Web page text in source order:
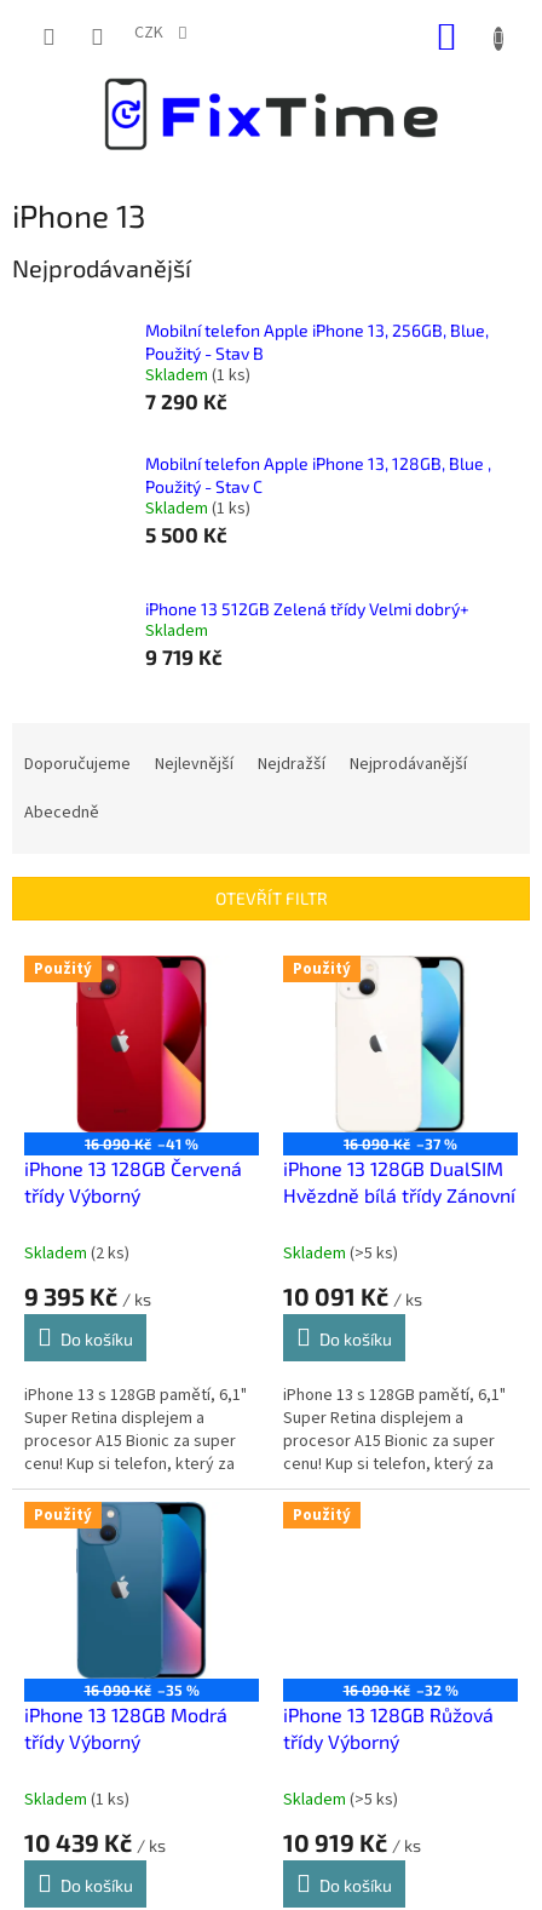
CZK
iPhone 13
Nejprodávanější
Mobilní telefon Apple iPhone 13, 256GB, Blue,
Použitý - Stav B
Skladem (1 ks)
7 290 Kč
Mobilní telefon Apple iPhone 13, 128GB, Blue ,
Použitý - Stav C
Skladem (1 ks)
5 500 Kč
iPhone 13 512GB Zelená třídy Velmi dobrý+
Skladem
9 719 Kč
r
Doporučujeme Nejlevnější Nejdražší
Nejprodávanější
Abecedně
OTEVŘÍT FILTR
V Použitý
16 090 Kč –41 %
iPhone 13 128GB Červená
třídy Výborný
Skladem (2 ks)
9 395 Kč / ks
Do košíku
iPhone 13 s 128GB pamětí, 6,1"
Super Retina displejem a
procesor A15 Bionic za super
cenu! Kup si telefon, který za
málo peněz zahraje spoustu
muziky.
Použitý
16 090 Kč –37 %
iPhone 13 128GB DualSIM
Hvězdně bílá třídy Zánovní
Skladem (>5 ks)
10 091 Kč / ks
Do košíku
iPhone 13 s 128GB pamětí, 6,1"
Super Retina displejem a
procesor A15 Bionic za super
cenu! Kup si telefon, který za
málo peněz zahraje spoustu
muziky.
Použitý
16 090 Kč –35 %
iPhone 13 128GB Modrá
třídy Výborný
Skladem (1 ks)
10 439 Kč / ks
Do košíku
Použitý
16 090 Kč –32 %
iPhone 13 128GB Růžová
třídy Výborný
Skladem (>5 ks)
10 919 Kč / ks
Do košíku